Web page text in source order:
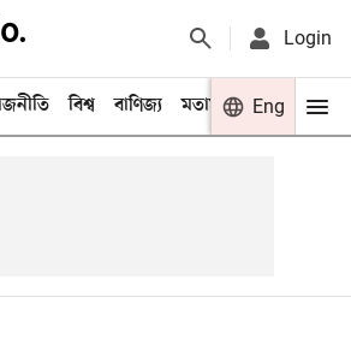
Login
বিশ্ব বাণিজ্য মতামত খেলা
Eng